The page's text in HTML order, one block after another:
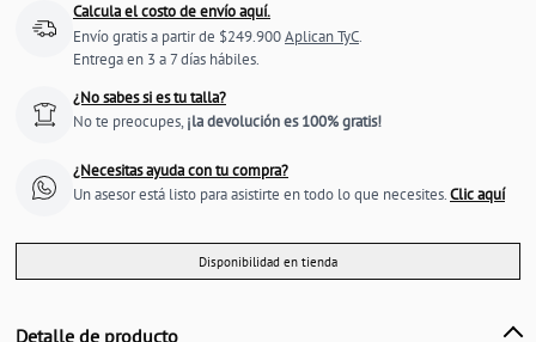
Calcula el costo de envío aquí.
Envío gratis a partir de $249.900Aplican TyC.
Entrega en 3 a 7 días hábiles.
¿No sabes si es tu talla?
No te preocupes, ¡la devolución es 100% gratis!
¿Necesitas ayuda con tu compra?
Un asesor está listo para asistirte en todo lo que necesites.Clic aquí
Disponibilidad en tienda
Detalle de producto